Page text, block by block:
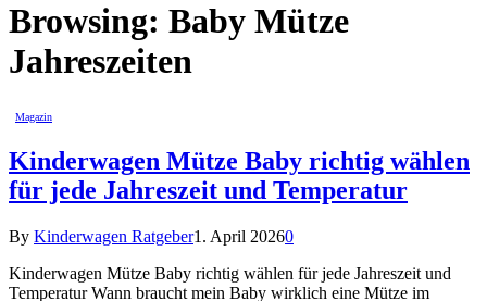
Browsing: Baby Mütze
Jahreszeiten
Magazin
Kinderwagen Mütze Baby richtig wählen
für jede Jahreszeit und Temperatur
By Kinderwagen Ratgeber1. April 20260
Kinderwagen Mütze Baby richtig wählen für jede Jahreszeit und
Temperatur Wann braucht mein Baby wirklich eine Mütze im